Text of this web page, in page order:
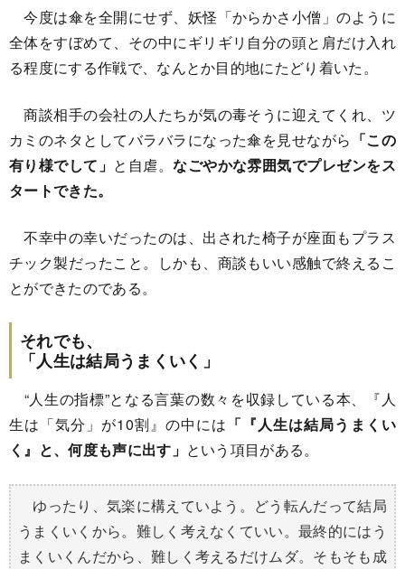
今度は傘を全開にせず、妖怪「からかさ小僧」のように
全体をすぼめて、その中にギリギリ自分の頭と肩だけ入れ
る程度にする作戦で、なんとか目的地にたどり着いた。
商談相手の会社の人たちが気の毒そうに迎えてくれ、ツ
カミのネタとしてバラバラになった傘を見せながら 「この
有り様でして」 と自虐。なごやかな雰囲気でプレゼンをス
タートできた。
不幸中の幸いだったのは、出された椅子が座面もプラス
チック製だったこと。しかも、商談もいい感触で終えるこ
とができたのである。
それでも、
「人生は結局うまくいく」
“人生の指標”となる言葉の数々を収録している本、『人
生は「気分」が10割』の中には 「『人生は結局うまくい
く』と、何度も声に出す」 という項目がある。
ゆったり、気楽に構えていよう。どう転んだって結局
うまくいくから。難しく考えなくていい。最終的にはう
まくいくんだから、難しく考えるだけムダ。そもそも成